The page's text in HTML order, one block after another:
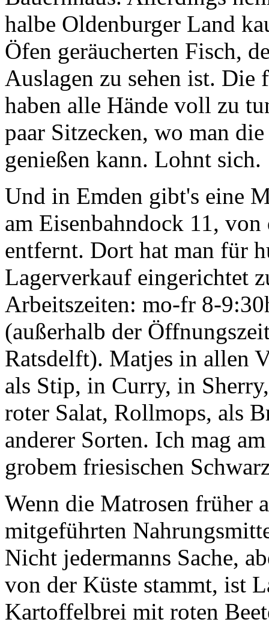
halbe Oldenburger Land
Öfen geräucherten Fisch,
Auslagen zu sehen ist.
haben alle Hände voll zu
paar Sitzecken, wo man
genießen kann. Lohnt sich.
Und in Emden gibt's eine
am Eisenbahndock 11,
entfernt. Dort hat man für
Lagerverkauf eingerichtet
Arbeitszeiten: mo-fr 8-
(außerhalb der
Ratsdelft). Matjes in allen
als Stip, in Curry, in
roter Salat, Rollmops, als
anderer Sorten. Ich mag
grobem friesischen
Wenn die Matrosen früher
mitgeführten
Nicht jedermanns Sache,
von der Küste stammt, ist
Kartoffelbrei mit roten